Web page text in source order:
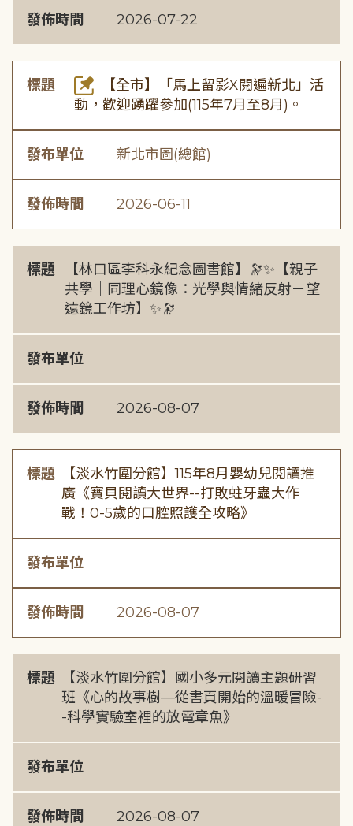
發佈時間 2026-07-22
標題
【全市】「馬上留影X閱遍新北」活
動，歡迎踴躍參加(115年7月至8月)。
發布單位 新北市圖(總館)
發佈時間 2026-06-11
標題
【林口區李科永紀念圖書館】🔭✨【親子
共學｜同理心鏡像：光學與情緒反射－望
遠鏡工作坊】✨🔭
發布單位
發佈時間 2026-08-07
標題
【淡水竹圍分館】115年8月嬰幼兒閱讀推
廣《寶貝閱讀大世界--打敗蛀牙蟲大作
戰！0-5歲的口腔照護全攻略》
發布單位
發佈時間 2026-08-07
標題
【淡水竹圍分館】國小多元閱讀主題研習
班《心的故事樹—從書頁開始的溫暖冒險-
-科學實驗室裡的放電章魚》
發布單位
發佈時間 2026-08-07